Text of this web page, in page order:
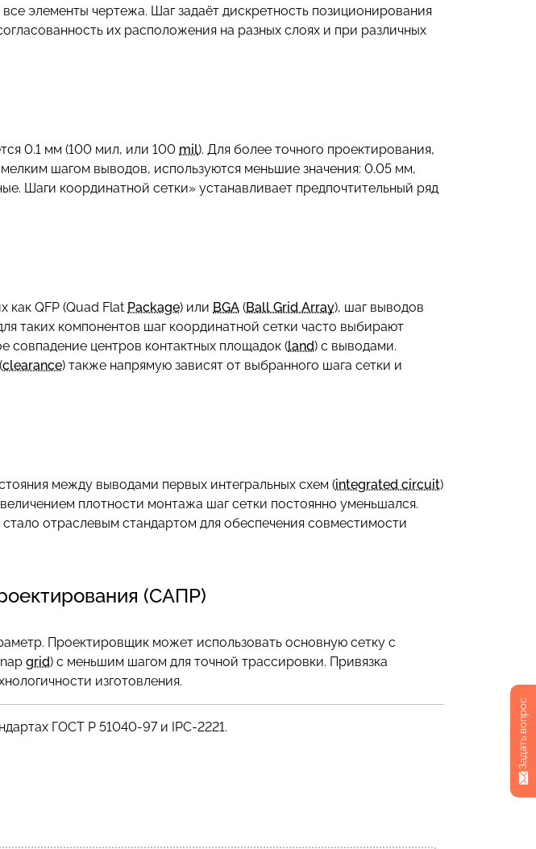
элементы чертежа. Шаг задаёт дискретность позиционирования
их расположения на разных слоях и при различных
0.1 мм (100 мил, или 100 mil). Для более точного проектирования,
мелким шагом выводов, используются меньшие значения: 0.05 мм,
Шаги координатной сетки» устанавливает предпочтительный ряд
QFP (Quad Flat Package) или BGA (Ball Grid Array), шаг выводов
таких компонентов шаг координатной сетки часто выбирают
совпадение центров контактных площадок (land) с выводами.
clearance) также напрямую зависят от выбранного шага сетки и
между выводами первых интегральных схем (integrated circuit)
плотности монтажа шаг сетки постоянно уменьшался.
отраслевым стандартом для обеспечения совместимости
(САПР)
Проектировщик может использовать основную сетку с
grid) с меньшим шагом для точной трассировки. Привязка
изготовления.
ГОСТ Р 51040-97 и IPC-2221. Задать вопрос